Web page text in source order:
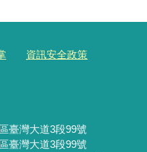
資訊安全政策
臺灣大道3段99號
臺灣大道3段99號